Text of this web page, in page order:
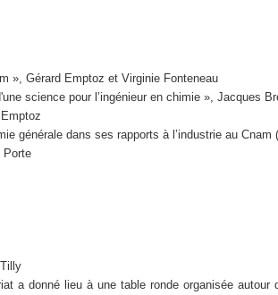
», Gérard Emptoz et Virginie Fonteneau
science pour l’ingénieur en chimie », Jacques
générale dans ses rapports à l’industrie au
Porte
a donné lieu à une table ronde organisée